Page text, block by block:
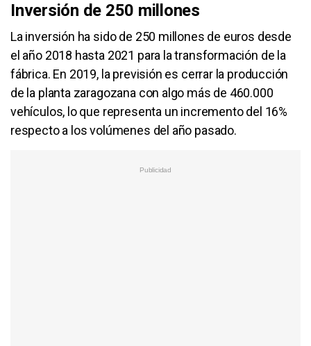
Inversión de 250 millones
La inversión ha sido de 250 millones de euros desde
el año 2018 hasta 2021 para la transformación de la
fábrica. En 2019, la previsión es cerrar la producción
de la planta zaragozana con algo más de 460.000
vehículos, lo que representa un incremento del 16%
respecto a los volúmenes del año pasado.